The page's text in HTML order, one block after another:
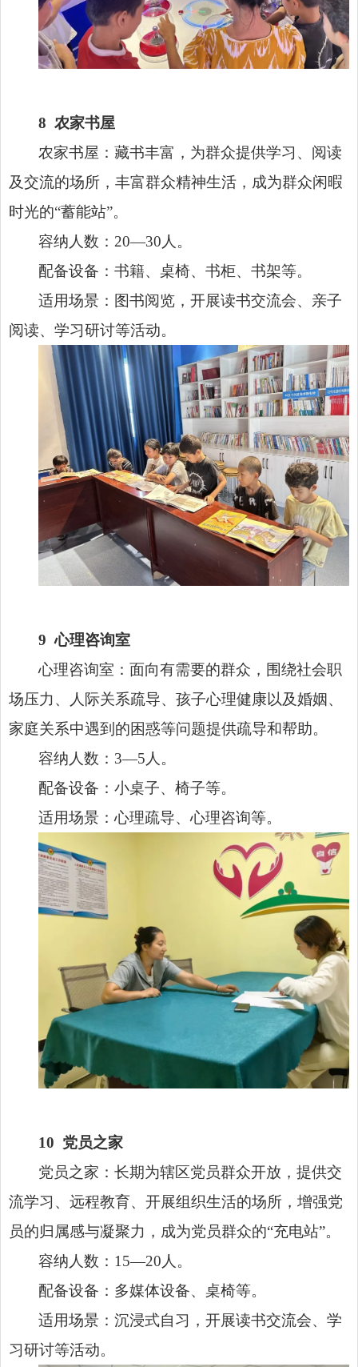
8农家书屋
农家书屋：藏书丰富，为群众提供学习、阅读
及交流的场所，丰富群众精神生活，成为群众闲暇
时光的“蓄能站”。
容纳人数：20—30人。
配备设备：书籍、桌椅、书柜、书架等。
适用场景：图书阅览，开展读书交流会、亲子
阅读、学习研讨等活动。
9心理咨询室
心理咨询室：面向有需要的群众，围绕社会职
场压力、人际关系疏导、孩子心理健康以及婚姻、
家庭关系中遇到的困惑等问题提供疏导和帮助。
容纳人数：3—5人。
配备设备：小桌子、椅子等。
适用场景：心理疏导、心理咨询等。
10 党员之家
党员之家：长期为辖区党员群众开放，提供交
流学习、远程教育、开展组织生活的场所，增强党
员的归属感与凝聚力，成为党员群众的“充电站”。
容纳人数：15—20人。
配备设备：多媒体设备、桌椅等。
适用场景：沉浸式自习，开展读书交流会、学
习研讨等活动。